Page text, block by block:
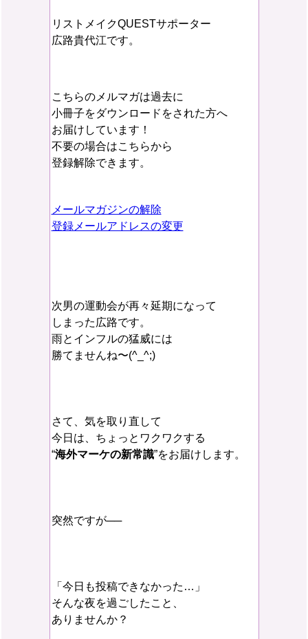
リストメイクQUESTサポーター
広路貴代江です。
こちらのメルマガは過去に
小冊子をダウンロードをされた方へ
お届けしています！
不要の場合はこちらから
登録解除できます。
メールマガジンの解除
登録メールアドレスの変更
次男の運動会が再々延期になって
しまった広路です。
雨とインフルの猛威には
勝てませんね〜(^_^;)
さて、気を取り直して
今日は、ちょっとワクワクする
“海外マーケの新常識”をお届けします。
突然ですが──
「今日も投稿できなかった…」
そんな夜を過ごしたこと、
ありませんか？